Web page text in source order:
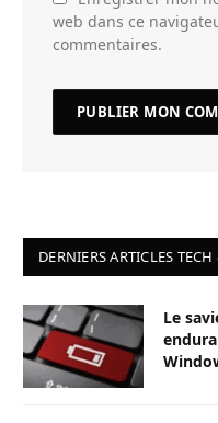
web dans ce
commentaires.
DERNIERS ARTICLES
Le